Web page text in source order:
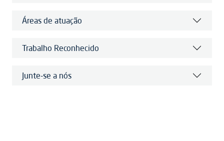
Áreas de atuação
Trabalho Reconhecido
Junte-se a nós